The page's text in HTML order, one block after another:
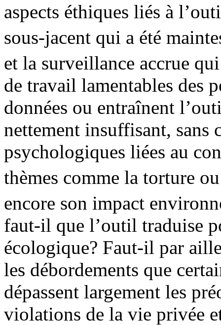
aspects éthiques liés à
sous-jacent qui a été
et la surveillance accrue
de travail lamentables des
données ou entraînent
nettement insuffisant, sans
psychologiques liées au
thèmes comme la torture
encore son impact
faut-il que l’outil traduise
écologique? Faut-il par
les débordements que
dépassent largement les
violations de la vie privée